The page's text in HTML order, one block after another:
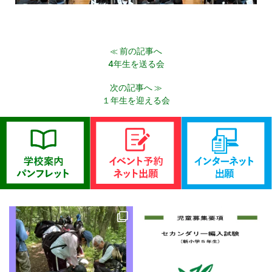
≪前の記事へ
4年生を送る会
次の記事へ≫
１年生を迎える会